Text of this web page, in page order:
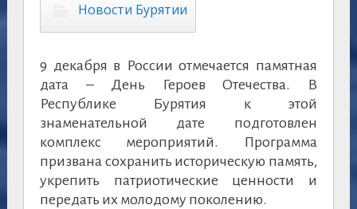
Новости Бурятии
9 декабря в России отмечается памятная
дата – День Героев Отечества. В
Республике Бурятия к этой
знаменательной дате подготовлен
комплекс мероприятий. Программа
призвана сохранить историческую память,
укрепить патриотические ценности и
передать их молодому поколению.